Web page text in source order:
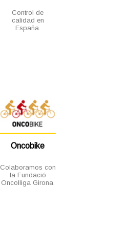
Control de
calidad en
España.
Oncobike
Colaboramos con
la Fundació
Oncolliga Girona.